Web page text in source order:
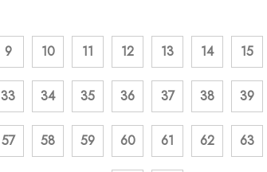
9 10 11 12 13 14 15
33 34 35 36 37 38 39
57 58 59 60 61 62 63